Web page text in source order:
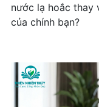
ASIADES Ra
Dụng Nội Bộ
Sự Kiện Công Ty.
Tại sao iBone
nước lạ hoắc thay
của chính bạn?